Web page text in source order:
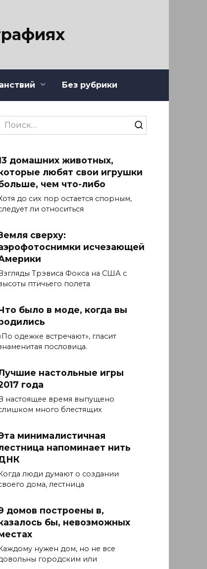
Без рубрики
Search
домашних животных,
любят свои игрушки
чем что-либо
до сих пор остается спорным,
ли относиться
сверху:
исчезающей
Трэвиса Фокса на США с
птичьего полета
было в моде, когда вы
одежке встречают», гласит
пословица.
настольные игры
года
настоящее время выпущено
много блестящих
минималистичная
напоминает нить
люди думают о создании
дома, лестница
домов построены в,
бы, невозможных
нужен дом, но не все
городским или